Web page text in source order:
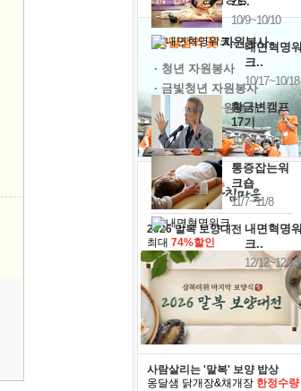
10/9~10/10
내면혁명워
크..
10/17~10/18
황금변캠프
17기
10/30~10/31
통증잡는워
크숍
11/7~11/8
내면혁명워
크..
12/12~12/13
'옹달샘의 꽃'자원봉사
· 청년 자원봉사
· 금빛청년 자원봉사
· 음식연구 자원봉사
2026 말복 보양대전
최대 74%할인
사람살리는 '말복' 보양 밥상
옹달샘 닭개장&채개장 한정수량